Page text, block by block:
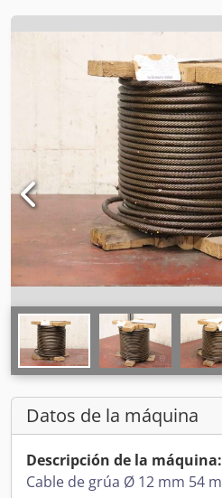
Datos de la máquina
Descripción de la máquina:
Cable de grúa Ø 12 mm 54 m